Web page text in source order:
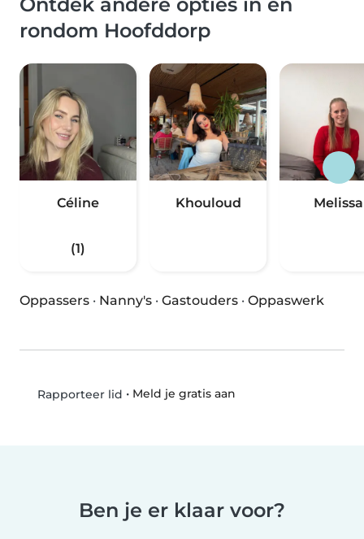
rondom Hoofddorp
Céline
(1)
Khouloud Melissa
Oppassers · Nanny's · Gastouders · Oppaswerk
Rapporteer lid • Meld je gratis aan
Ben je er klaar voor?